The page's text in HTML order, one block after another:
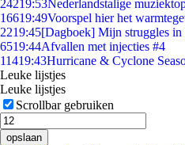
24219:53Nederlandstalige
16619:49Voorspel hier het
2219:45[Dagboek] Mijn struggles in
6519:44Afvallen met injecties #4
11419:43Hurricane & Cyclone
Leuke lijstjes
Leuke lijstjes
Scrollbar gebruiken
opslaan